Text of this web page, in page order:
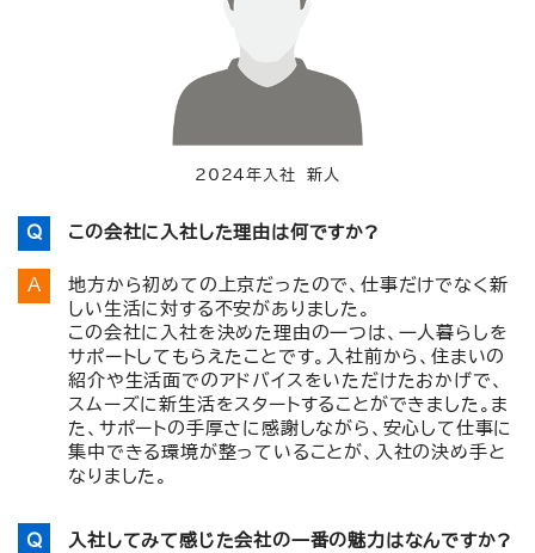
2024年入社 新人
この会社に入社した理由は何ですか?
地方から初めての上京だったので、仕事だけでなく新
しい生活に対する不安がありました。
この会社に入社を決めた理由の一つは、一人暮らしを
サポートしてもらえたことです。入社前から、住まいの
紹介や生活面でのアドバイスをいただけたおかげで、
スムーズに新生活をスタートすることができました。ま
た、サポートの手厚さに感謝しながら、安心して仕事に
集中できる環境が整っていることが、入社の決め手と
なりました。
入社してみて感じた会社の一番の魅力はなんですか?